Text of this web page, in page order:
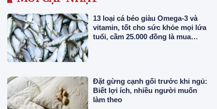
13 loại cá béo giàu Omega-3 và
vitamin, tốt cho sức khỏe mọi lứa
tuổi, cầm 25.000 đồng là mua
Đặt gừng cạnh gối trước khi ngủ:
Biết lợi ích, nhiều người muốn
làm theo